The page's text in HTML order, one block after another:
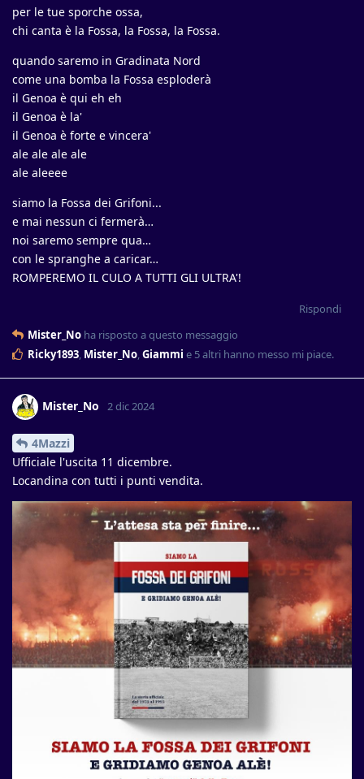
per le tue sporche ossa,
chi canta è la Fossa, la Fossa, la Fossa.
quando saremo in Gradinata Nord
come una bomba la Fossa esploderà
il Genoa è qui eh eh
il Genoa è la'
il Genoa è forte e vincera'
ale ale ale ale
ale aleeee
siamo la Fossa dei Grifoni...
e mai nessun ci fermerà…
noi saremo sempre qua…
con le spranghe a caricar…
ROMPEREMO IL CULO A TUTTI GLI ULTRA'!
Rispondi
Mister_No ha risposto a questo messaggio
Ricky1893, Mister_No,Giammi e 5altri hanno messo mi piace.
Mister_No 2 dic 2024
4Mazzi
Ufficiale l'uscita 11 dicembre.
Locandina con tutti i punti vendita.